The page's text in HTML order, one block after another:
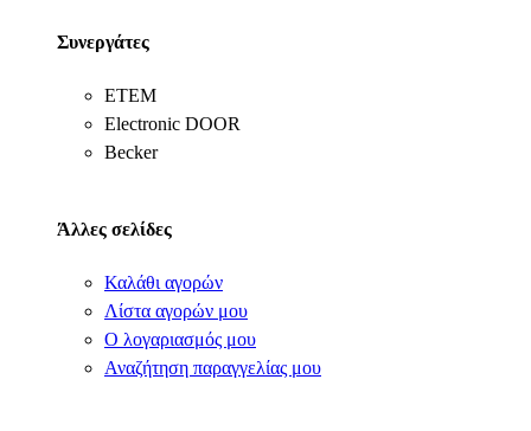
Συνεργάτες
ΕΤΕΜ
Electronic DOOR
Becker
Άλλες σελίδες
Καλάθι αγορών
Λίστα αγορών μου
Ο λογαριασμός μου
Αναζήτηση παραγγελίας μου